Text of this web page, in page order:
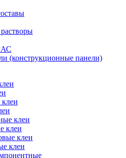
(конструкционные панели)
клеи
клеи